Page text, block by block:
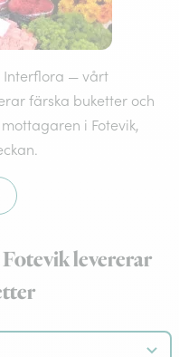
Interflora — vårt
färska buketter och
i Fotevik,
levererar